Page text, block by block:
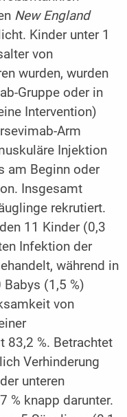
New England
Kinder unter 1
von
wurden, wurden
Gruppe oder in
Intervention)
Arm
Injektion
am Beginn oder
Insgesamt
rekrutiert.
11 Kinder (0,3
Infektion der
während in
(1,5 %)
von
83,2 %. Betrachtet
Verhinderung
unteren
% knapp darunter.